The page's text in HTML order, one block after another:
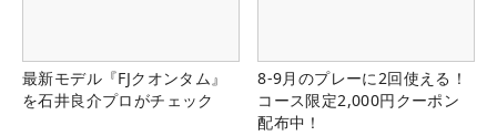
最新モデル『FJクオンタム』
を石井良介プロがチェック
8-9月のプレーに2回使える！
コース限定2,000円クーポン
配布中！